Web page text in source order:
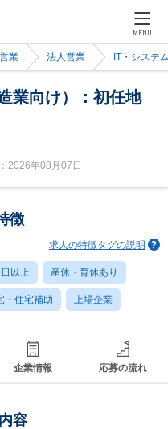
MENU
営業 法人営業 IT・システ
業向け）：初任地
2026年08月07日
徴
求人の特徴タグの説明
以上 産休・育休あり
・住宅補助 上場企業
企業情報 応募の流れ
容